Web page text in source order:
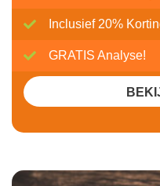
Inclusief 20%
GRATIS Analyse!